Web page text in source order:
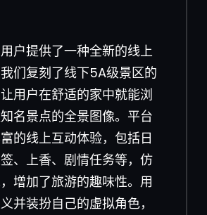
户提供了一种全新的线上
们复刻了线下5A级景区的
用户在舒适的家中就能浏
名景点的全景图像。平台
的线上互动体验，包括日
、上香、剧情任务等，仿
增加了旅游的趣味性。用
并装扮自己的虚拟角色，